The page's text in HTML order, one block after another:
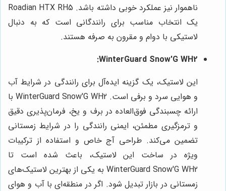
ناهموار نیز عملکرد خوبی داشته باشد. Roadian HTX RH5
یک انتخاب مناسب برای رانندگانی است که به دنبال
لاستیکی با دوام و مقرون به صرفه هستند.
WinterGuard Snow'G WH2:
این لاستیک، یک گزینه ایده‌آل برای رانندگی در شرایط آب
و هوایی سرد و برفی است. WinterGuard Snow'G WH2 با
ارائه چسبندگی فوق‌العاده در برف و یخ، فرمان‌پذیری دقیق
و ترمزگیری مطمئن، ایمنی رانندگی را در شرایط زمستانی
تضمین می‌کند. طراحی آج خاص و استفاده از ترکیبات
ویژه در ساخت این لاستیک، باعث شده است تا
WinterGuard Snow'G WH2 به یکی از بهترین لاستیک‌های
زمستانی در بازار تبدیل شود. اگر در منطقه‌ای با آب و هوای